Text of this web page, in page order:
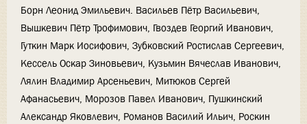
Борн Леонид Эмильевич. Васильев Пётр Васильевич,
Вышкевич Пётр Трофимович, Гвоздев Георгий Иванович,
Гуткин Марк Иосифович, Зубковский Ростислав Сергеевич,
Кессель Оскар Зиновьевич, Кузьмин Вячеслав Иванович,
Лялин Владимир Арсеньевич, Митюков Сергей
Афанасьевич, Морозов Павел Иванович, Пушкинский
Александр Яковлевич, Романов Василий Ильич, Роскин